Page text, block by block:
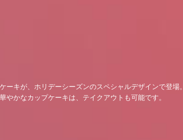
キが、ホリデーシーズンのスペシャルデザインで登場。
かなカップケーキは、テイクアウトも可能です。